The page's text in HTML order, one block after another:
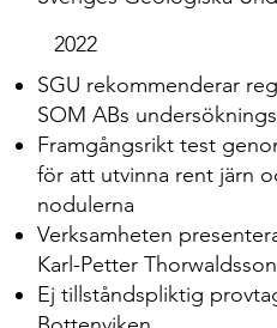
2022
SGU rekommenderar
SOM ABs
Framgångsrikt test
för att utvinna rent järn
nodulerna
Verksamheten
Karl-Petter Thorwaldsson
Ej tillståndspliktig